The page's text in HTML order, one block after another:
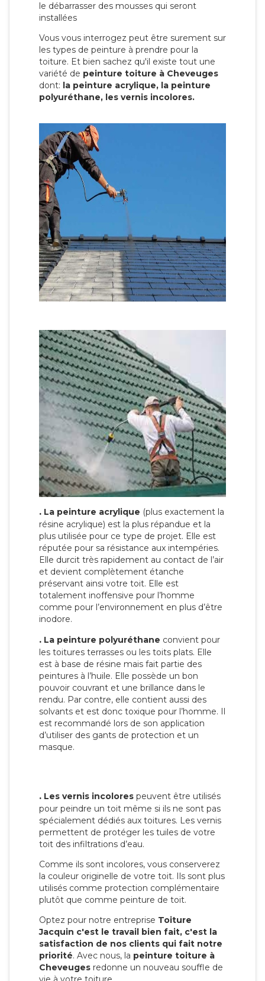
le débarrasser des mousses qui seront
installées
Vous vous interrogez peut être surement sur
les types de peinture à prendre pour la
toiture. Et bien sachez qu'il existe tout une
variété de peinture toiture à Cheveuges
dont: la peinture acrylique, la peinture
polyuréthane, les vernis incolores.
. La peinture acrylique (plus exactement la
résine acrylique) est la plus répandue et la
plus utilisée pour ce type de projet. Elle est
réputée pour sa résistance aux intempéries.
Elle durcit très rapidement au contact de l’air
et devient complètement étanche
préservant ainsi votre toit. Elle est
totalement inoffensive pour l’homme
comme pour l’environnement en plus d’être
inodore.
. La peinture polyuréthane convient pour
les toitures terrasses ou les toits plats. Elle
est à base de résine mais fait partie des
peintures à l’huile. Elle possède un bon
pouvoir couvrant et une brillance dans le
rendu. Par contre, elle contient aussi des
solvants et est donc toxique pour l’homme. Il
est recommandé lors de son application
d’utiliser des gants de protection et un
masque.
. Les vernis incolores peuvent être utilisés
pour peindre un toit même si ils ne sont pas
spécialement dédiés aux toitures. Les vernis
permettent de protéger les tuiles de votre
toit des infiltrations d’eau.
Comme ils sont incolores, vous conserverez
la couleur originelle de votre toit. Ils sont plus
utilisés comme protection complémentaire
plutôt que comme peinture de toit.
Optez pour notre entreprise Toiture
Jacquin c'est le travail bien fait, c'est la
satisfaction de nos clients qui fait notre
priorité. Avec nous, la peinture toiture à
Cheveuges redonne un nouveau souffle de